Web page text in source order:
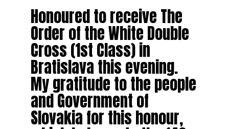
Honoured to receive The
Order of the White Double
Cross (1st Class) in
Bratislava this evening.
My gratitude to the people
and Government of
Slovakia for this honour,